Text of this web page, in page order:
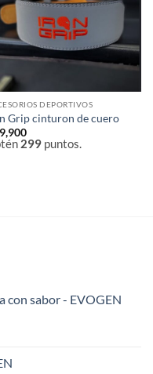
deseos
DEPORTIVOS
Grip cinturon de cuero
299puntos.
con sabor - EVOGEN